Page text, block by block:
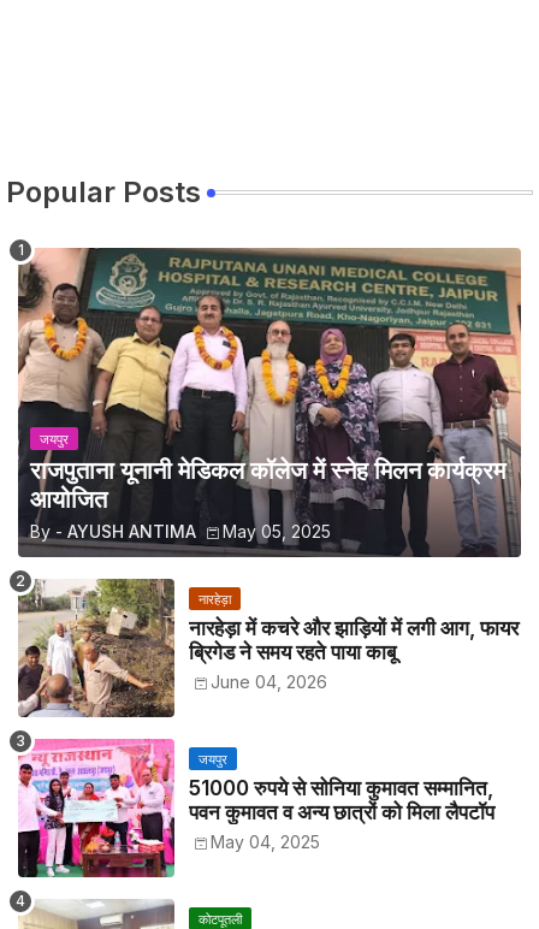
Popular Posts
जयपुर
राजपुताना यूनानी मेडिकल कॉलेज में स्नेह मिलन कार्यक्रम
आयोजित
By - AYUSH ANTIMA May 05, 2025
नारहेड़ा
नारहेड़ा में कचरे और झाड़ियों में लगी आग, फायर
ब्रिगेड ने समय रहते पाया काबू
June 04, 2026
जयपुर
51000 रुपये से सोनिया कुमावत सम्मानित,
पवन कुमावत व अन्य छात्रों को मिला लैपटॉप
May 04, 2025
कोटपूतली